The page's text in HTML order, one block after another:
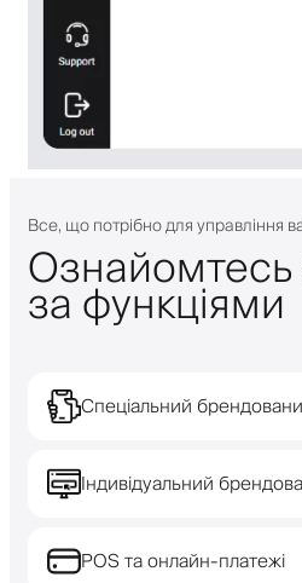
Все, що потрібно для
за функціями
Спеціальний
Індивідуальний
POS та онлайн-платежі